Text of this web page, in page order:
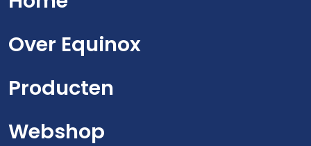
Over Equinox
Producten
Webshop